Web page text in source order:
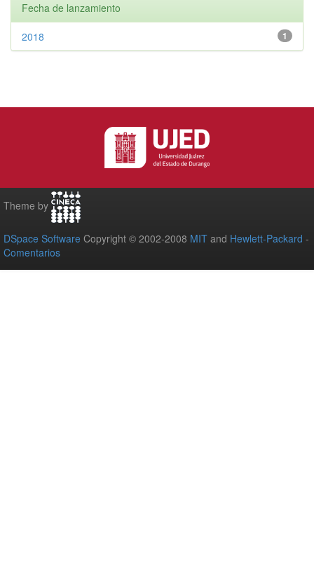
Fecha de lanzamiento
1
2018
Theme by
DSpace Software Copyright © 2002-2008 MIT and Hewlett-Packard -
Comentarios